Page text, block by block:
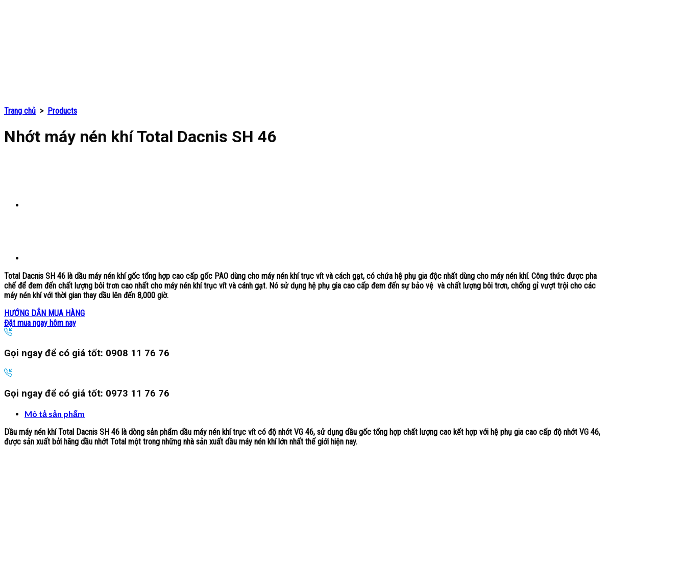
Trang chủ > Products
Nhớt máy nén khí Total Dacnis SH 46
Total Dacnis SH 46 là dầu máy nén khí gốc tổng hợp cao cấp gốc PAO dùng cho máy nén khí trục vít và cách gạt, có chứa hệ phụ gia độc nhất dùng cho máy nén khí. Công thức được pha
chế để đem đến chất lượng bôi trơn cao nhất cho máy nén khí trục vít và cánh gạt. Nó sử dụng hệ phụ gia cao cấp đem đến sự bảo vệ và chất lượng bôi trơn, chống gỉ vượt trội cho các
máy nén khí với thời gian thay dầu lên đến 8,000 giờ.
HƯỚNG DẪN MUA HÀNG
Đặt mua ngay hôm nay
Gọi ngay để có giá tốt: 0908 11 76 76
Gọi ngay để có giá tốt: 0973 11 76 76
Mô tả sản phẩm
Dầu máy nén khí Total Dacnis SH 46 là dòng sản phẩm dầu máy nén khí trục vít có độ nhớt VG 46, sử dụng dầu gốc tổng hợp chất lượng cao kết hợp với hệ phụ gia cao cấp độ nhớt VG 46,
được sản xuất bởi hãng dầu nhớt Total một trong những nhà sản xuất dầu máy nén khí lớn nhất thế giới hiện nay.